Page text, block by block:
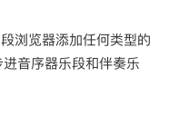
浏览器添加任何类型的
音序器乐段和伴奏乐